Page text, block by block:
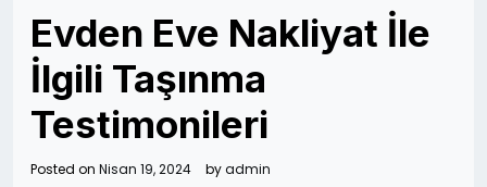
Evden Eve Nakliyat İle
İlgili Taşınma
Testimonileri
Posted on Nisan 19, 2024 byadmin